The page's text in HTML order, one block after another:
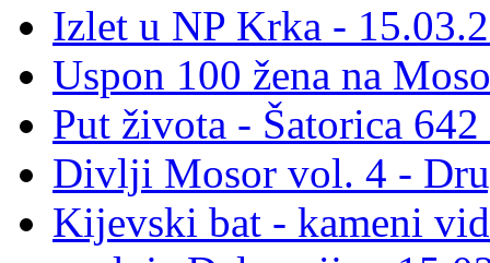
Izlet u NP Krka -
Uspon 100 žena na
Put života - Šatorica
Divlji Mosor vol. 4 -
Kijevski bat - kameni